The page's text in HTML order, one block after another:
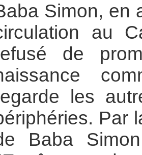
Simon, en
au
de
les
Par
Baba